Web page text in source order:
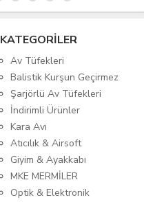
KATEGORİLER
Av Tüfekleri
Balistik Kurşun Geçirmez
Şarjörlü Av Tüfekleri
İndirimli Ürünler
Kara Avı
Atıcılık & Airsoft
Giyim & Ayakkabı
MKE MERMİLER
Optik & Elektronik